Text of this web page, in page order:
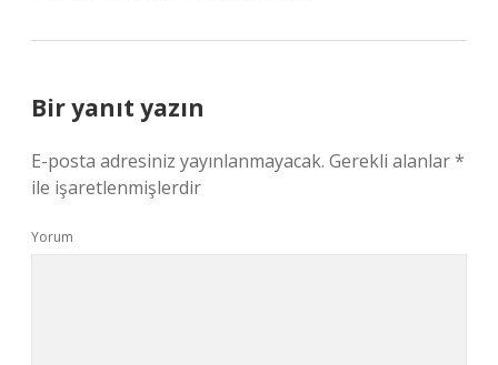
Bir yanıt yazın
E-posta adresiniz yayınlanmayacak. Gerekli alanlar*
ile işaretlenmişlerdir
Yorum